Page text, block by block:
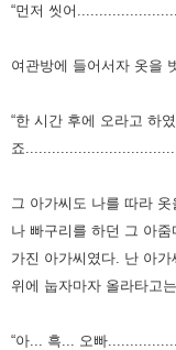
“먼저 씻어
여관방에 들어서자 옷을
“한 시간 후에 오라고 하
죠
그 아가씨도 나를 따라 옷
나 빠구리를 하던 그 아
가진 아가씨였다. 난 아가
위에 눕자마자 올라타고
“아... 흑... 오빠